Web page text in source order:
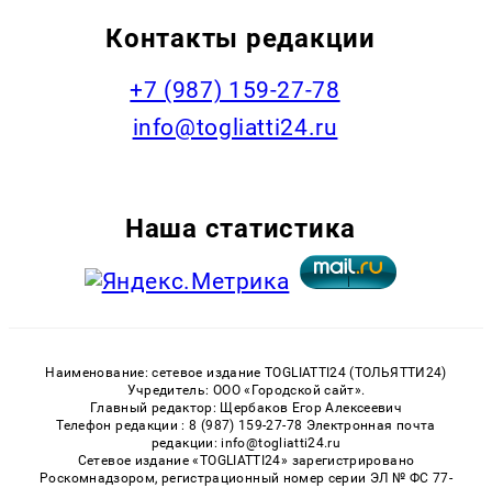
Контакты редакции
+7 (987) 159-27-78
info@togliatti24.ru
Наша статистика
Наименование: сетевое издание TOGLIATTI24 (ТОЛЬЯТТИ24)
Учредитель: ООО «Городской сайт».
Главный редактор: Щербаков Егор Алексеевич
Телефон редакции : 8 (987) 159-27-78 Электронная почта
редакции: info@togliatti24.ru
Сетевое издание «TOGLIATTI24» зарегистрировано
Роскомнадзором, регистрационный номер серии ЭЛ № ФС 77-